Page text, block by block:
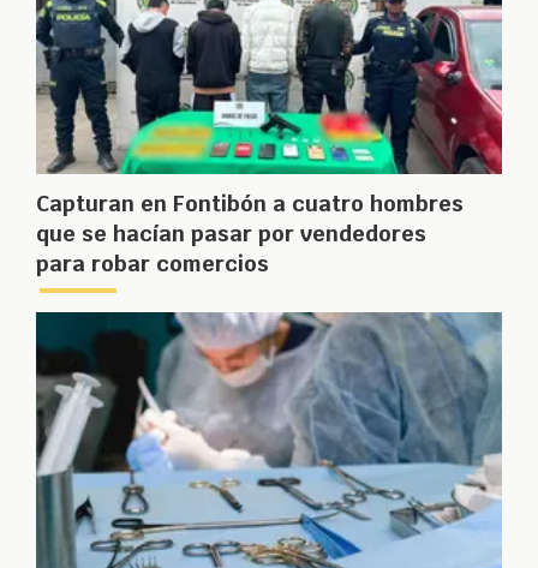
Capturan en Fontibón a cuatro hombres
que se hacían pasar por vendedores
para robar comercios